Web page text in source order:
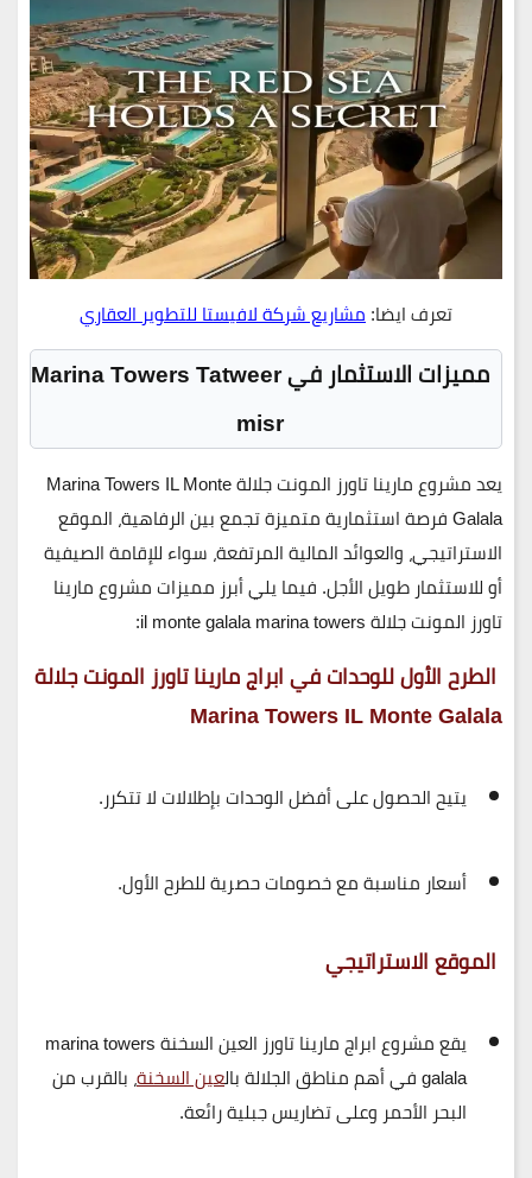
تعرف ايضا:مشاريع شركة لافيستا للتطوير العقاري
مميزات الاستثمار فيMarina Towers Tatweer
misr
يعدمشروع مارينا تاورز المونت جلالةMarina Towers IL Monte
Galalaفرصة استثمارية متميزة تجمع بين الرفاهية، الموقع
الاستراتيجي، والعوائد المالية المرتفعة، سواء للإقامة الصيفية
أو للاستثمار طويل الأجل. فيما يلي أبرز مميزات مشروع مارينا
تاورز المونت جلالة il monte galala marina towers:
الطرح الأول للوحدات في ابراج مارينا تاورز المونت جلالة
Marina Towers IL Monte Galala
يتيح الحصول علىأفضل الوحدات بإطلالات لا تتكرر.
أسعار مناسبة معخصومات حصرية للطرح الأول.
الموقع الاستراتيجي
يقع مشروع ابراج مارينا تاورز العين السخنة marina towers
galala في
أهم مناطق الجلالة بالعين السخنة، بالقرب من
البحر الأحمر وعلى تضاريس جبلية رائعة.